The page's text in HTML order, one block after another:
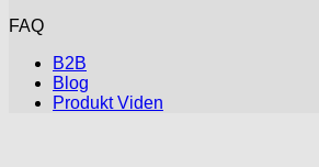
FAQ
B2B
Blog
Produkt Viden